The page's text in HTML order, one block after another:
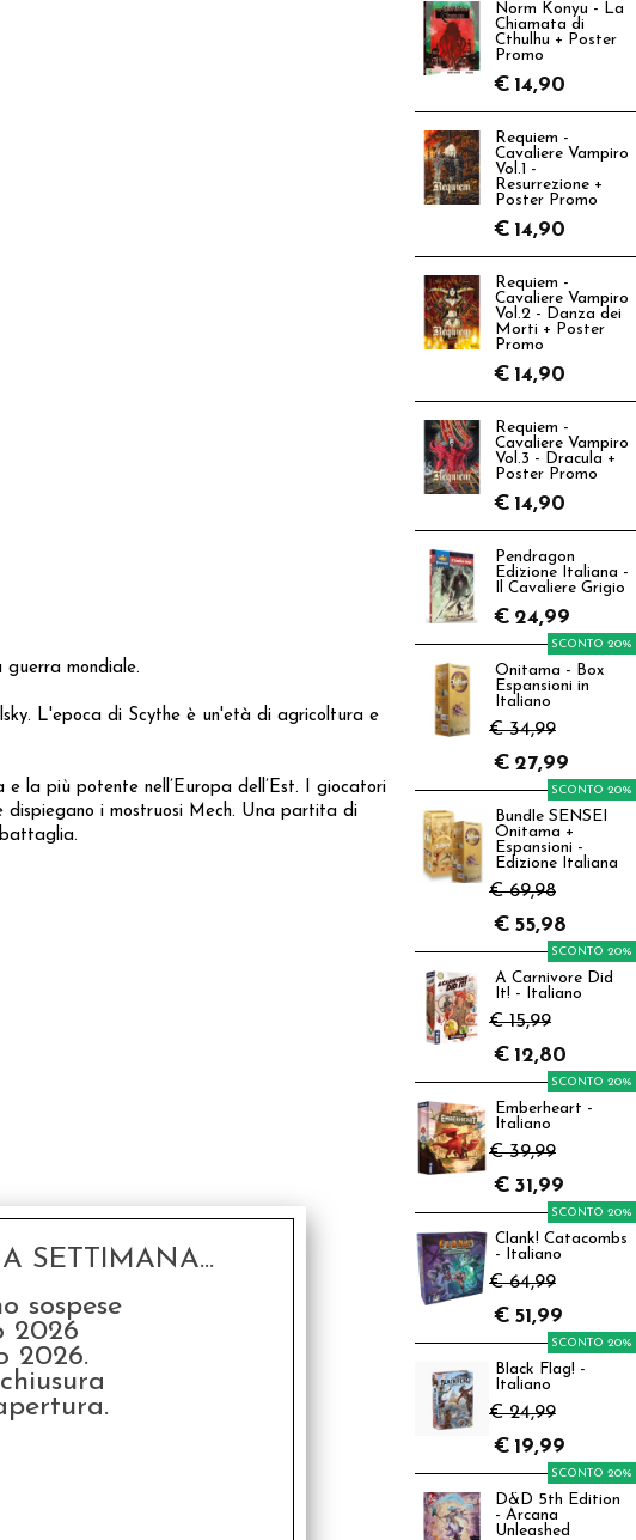
mondiale.
L'epoca di Scythe è un'età di agricoltura e
la più potente nell’Europa dell’Est. I giocatori
dispiegano i mostruosi Mech. Una partita di
battaglia.
Norm Konyu - La
Chiamata di
Cthulhu + Poster
Promo
€ 14,90
Requiem -
Cavaliere Vampiro
Vol.1 -
Resurrezione +
Poster Promo
€ 14,90
Requiem -
Cavaliere Vampiro
Vol.2 - Danza dei
Morti + Poster
Promo
€ 14,90
Requiem -
Cavaliere Vampiro
Vol.3 - Dracula +
Poster Promo
€ 14,90
Pendragon
Edizione Italiana -
Il Cavaliere Grigio
€ 24,99
Onitama - Box
Espansioni in
Italiano
€ 34,99
SCONTO 20%
€ 27,99
Bundle SENSEI
Onitama +
Espansioni -
Edizione Italiana
€ 69,98
SCONTO 20%
€ 55,98
A Carnivore Did
It! - Italiano
€ 15,99
SCONTO 20%
€ 12,80
Emberheart -
Italiano
€ 39,99
SCONTO 20%
€ 31,99
Clank! Catacombs
- Italiano
€ 64,99
SCONTO 20%
€ 51,99
Black Flag! -
Italiano
€ 24,99
SCONTO 20%
€ 19,99
D&D 5th Edition
- Arcana
Unleashed
SCONTO 20%
SETTIMANA...
sospese
2026
2026.